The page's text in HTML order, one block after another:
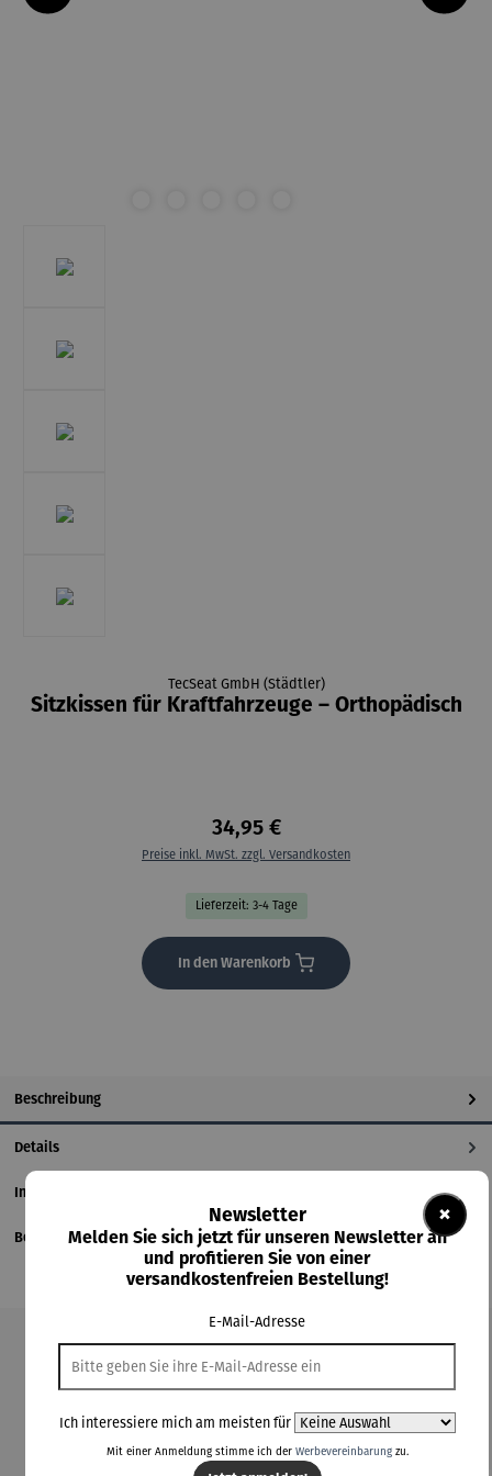
TecSeat GmbH (Städtler)
Sitzkissen für Kraftfahrzeuge – Orthopädisch
34,95 €
Preise inkl. MwSt. zzgl. Versandkosten
Lieferzeit: 3-4 Tage
In den Warenkorb
Beschreibung
Details
Informationen zum Hersteller
Bewertungen
Produktgalerie überspringen
Kunden kauften auch
×
Newsletter
Melden Sie sich jetzt für unseren Newsletter an
und profitieren Sie von einer
versandkostenfreien Bestellung!
E-Mail-Adresse
Ich interessiere mich am meisten für
Mit einer Anmeldung stimme ich der Werbevereinbarungzu.